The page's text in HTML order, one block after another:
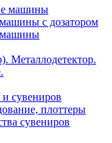
машины
с дозатором
машины
Металлодетектор.
сувениров
плоттеры
сувениров